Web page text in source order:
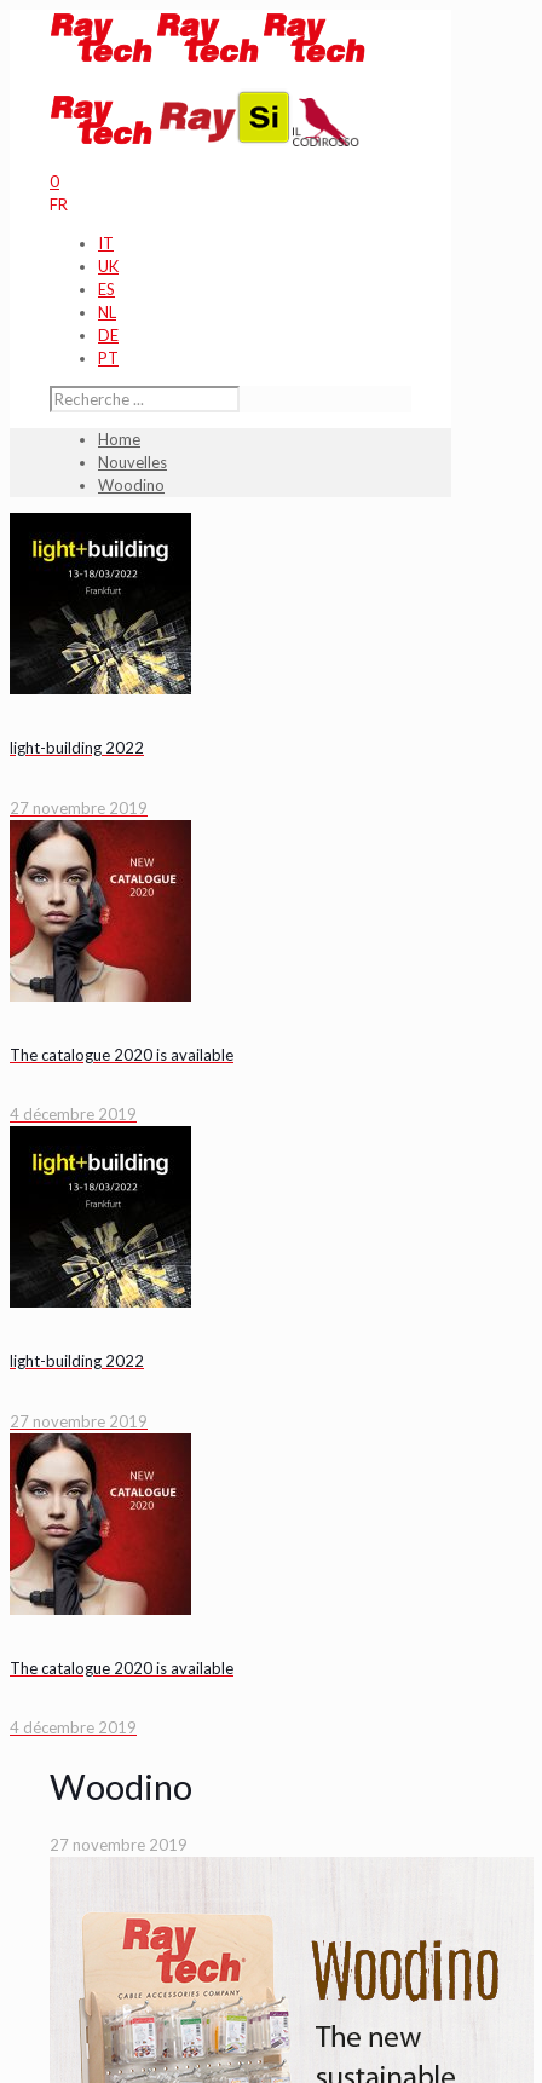
0
FR
IT
UK
ES
NL
DE
PT
Home
Nouvelles
Woodino
light-building 2022
27 novembre 2019
The catalogue 2020 is available
4 décembre 2019
light-building 2022
27 novembre 2019
The catalogue 2020 is available
4 décembre 2019
Woodino
27 novembre 2019